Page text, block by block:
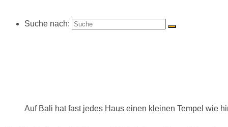
Suche nach:
Auf Bali hat fast jedes Haus einen kleinen Tempel wie